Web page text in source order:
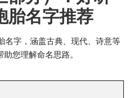
胎名字推荐
名字，涵盖古典、现代、诗意等
您理解命名思路。